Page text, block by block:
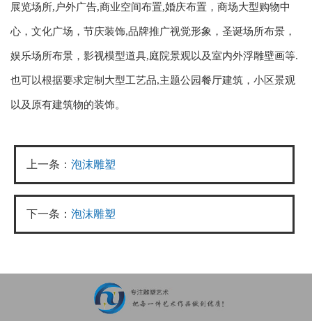
展览场所,户外广告,商业空间布置,婚庆布置，商场大型购物中
心，文化广场，节庆装饰,品牌推广视觉形象，圣诞场所布景，
娱乐场所布景，影视模型道具,庭院景观以及室内外浮雕壁画等.
也可以根据要求定制大型工艺品,主题公园餐厅建筑，小区景观
以及原有建筑物的装饰。
上一条： 泡沫雕塑
下一条： 泡沫雕塑